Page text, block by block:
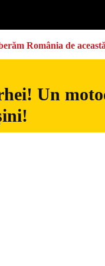
România de
Un